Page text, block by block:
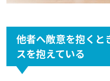
他者へ敵意を抱くと
スを抱えている